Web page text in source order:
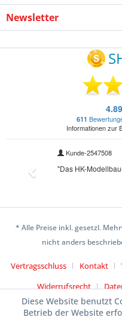
Newsletter
* Alle Preise inkl. gesetzl.
nicht anders
Vertragsschluss Kontakt
Widerrufsrecht
Diese Website benutzt
Betrieb der Website